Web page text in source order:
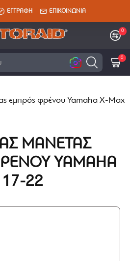
ΕΓΓΡΑΦΗ ΕΠΙΚΟΙΝΩΝΙΑ
0
0
εμπρός φρένου Yamaha X-Max
ΜΑΝΈΤΑΣ
YAMAHA
22